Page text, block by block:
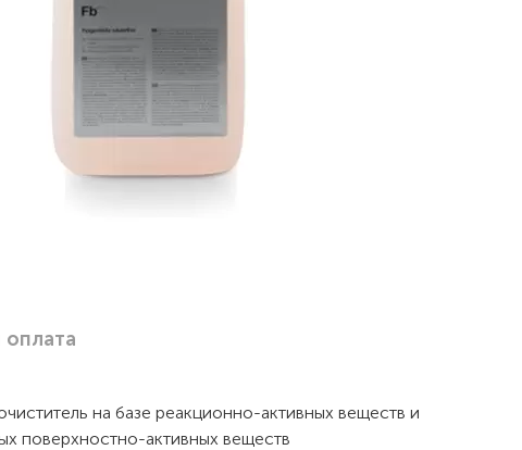
оплата
на базе реакционно-активных веществ и
поверхностно-активных веществ